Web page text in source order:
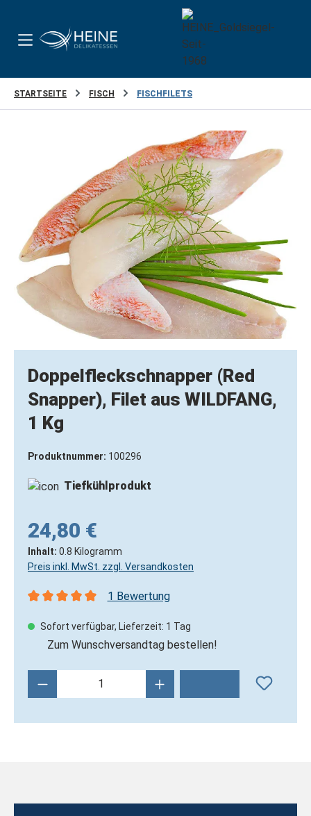
STARTSEITE FISCH FISCHFILETS
Doppelfleckschnapper (Red
Snapper), Filet aus WILDFANG,
1 Kg
Produktnummer: 100296
Tiefkühlprodukt
24,80 €
Inhalt: 0.8 Kilogramm
Preis inkl. MwSt. zzgl. Versandkosten
1 Bewertung
Sofort verfügbar, Lieferzeit: 1 Tag
Zum Wunschversandtag bestellen!
Produkt Anzahl: Gib den gewünschten